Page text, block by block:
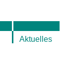
Aktuelles